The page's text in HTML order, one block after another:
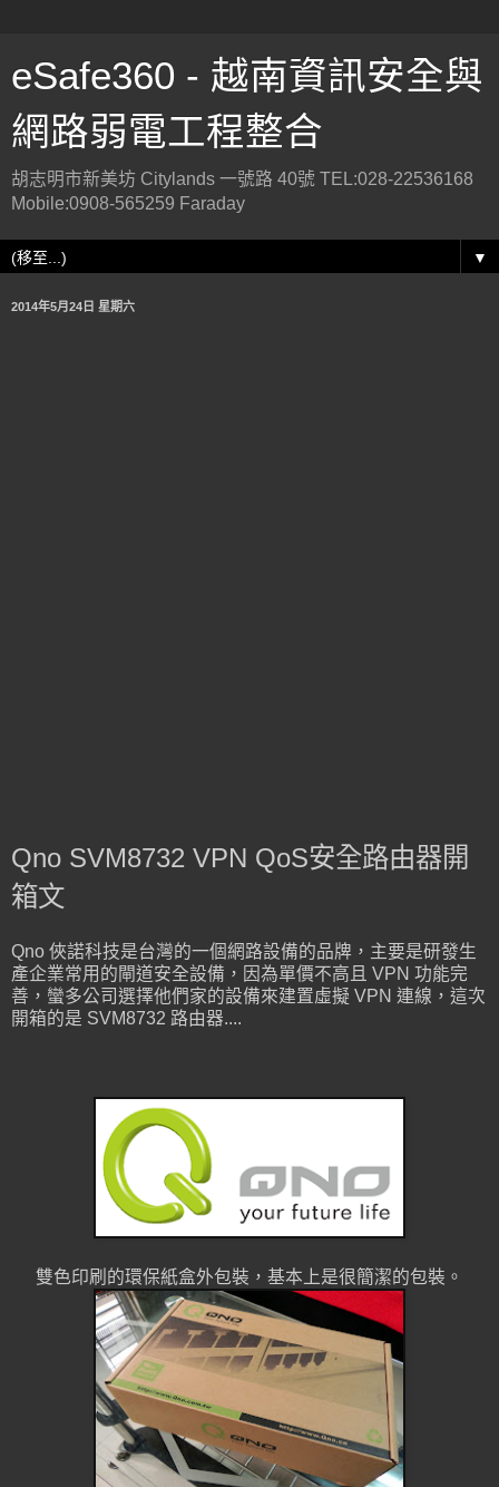
eSafe360 - 越南資訊安全與
網路弱電工程整合
胡志明市新美坊 Citylands 一號路 40號 TEL:028-22536168
Mobile:0908-565259 Faraday
▼
2014年5月24日 星期六
Qno SVM8732 VPN QoS安全路由器開
箱文
Qno 俠諾科技是台灣的一個網路設備的品牌，主要是研發生
產企業常用的閘道安全設備，因為單價不高且 VPN 功能完
善，蠻多公司選擇他們家的設備來建置虛擬 VPN 連線，這次
開箱的是 SVM8732 路由器....
雙色印刷的環保紙盒外包裝，基本上是很簡潔的包裝。